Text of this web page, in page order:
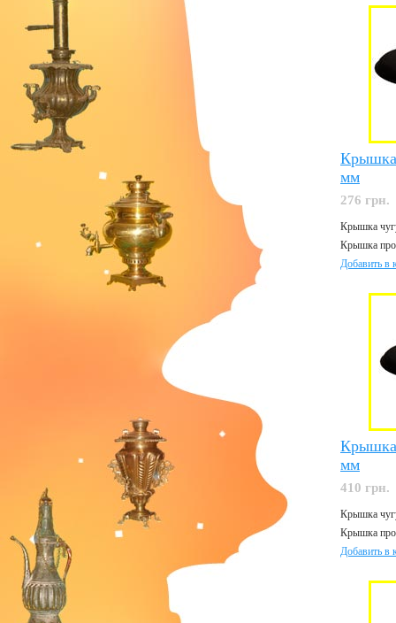
Крышка
мм
276 грн.
Крышка
Крышка
Добавить в
Крышка
мм
410 грн.
Крышка
Крышка
Добавить в